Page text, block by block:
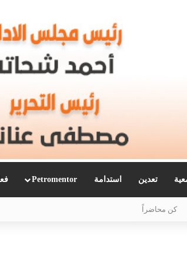
تعدين استدامة Petromentor
كن محاضراً